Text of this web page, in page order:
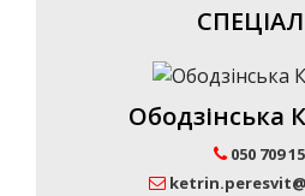
Ободзінська
050 709